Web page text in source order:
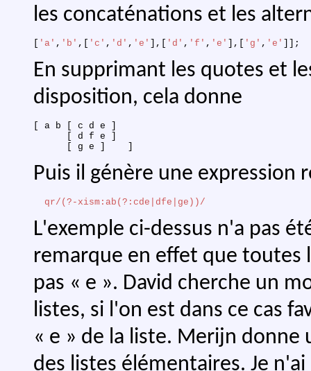
les concaténations et les
'a' , 'b' , 'c' , 'd' , 'e' , 'd' , 'f' , 'e' , 'g' , 'e' ;
En supprimant les quotes et
disposition, cela donne
[ a b [ c d e ]
      [ d f e ]
Puis il génère une expression
qr/(?-xism:ab(?:cde|dfe|ge))/
L'exemple ci-dessus n'a pas
remarque en effet que toutes
pas « e ». David cherche un
listes, si l'on est dans ce cas
« e » de la liste. Merijn
des listes élémentaires. Je